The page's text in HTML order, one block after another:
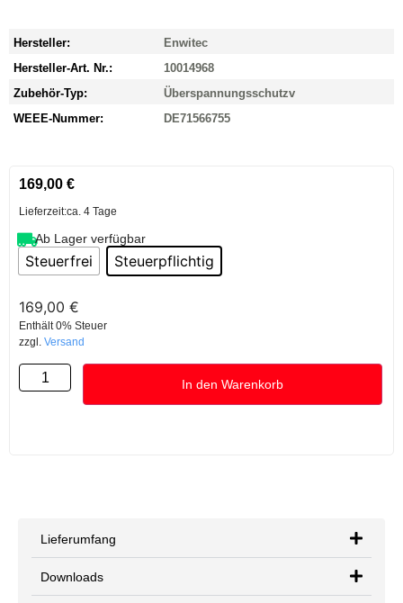
Hersteller:
Enwitec
Hersteller-Art. Nr.:
10014968
Zubehör-Typ:
Überspannungsschutzv
WEEE-Nummer:
DE71566755
169,00 €
Lieferzeit:ca. 4 Tage
Ab Lager verfügbar
Steuerfrei Steuerpflichtig
169,00 €
Enthält 0% Steuer
zzgl. Versand
In den Warenkorb
Lieferumfang
Downloads